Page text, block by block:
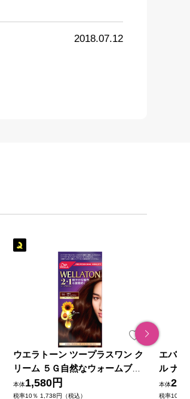
2018.07.12
ウエラトーン ツープラスワン ク
リーム ５Ｇ自然なウォームブラ
ウン ６０ｇ＋６０ｍｌ Ｗｅｌｌ
ａ ＡＧ (医薬部外品)
本体1,580円
税率10％ 1,738円（税込）
エバー
ル ナ
±０．
本体
税率10％